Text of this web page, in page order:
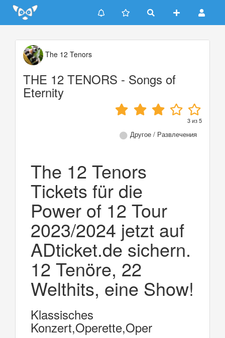
Update cookies preferences
The 12 Tenors
THE 12 TENORS - Songs of
Eternity
3из5
Другое / Развлечения
The 12 Tenors
Tickets für die
Power of 12 Tour
2023/2024 jetzt auf
ADticket.de sichern.
12 Tenöre, 22
Welthits, eine Show!
Klassisches
Konzert,Operette,Oper